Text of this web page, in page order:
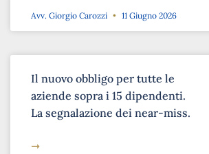
Avv. Giorgio Carozzi 11 Giugno 2026
Il nuovo obbligo per tutte le
aziende sopra i 15 dipendenti.
La segnalazione dei near-miss.
➞